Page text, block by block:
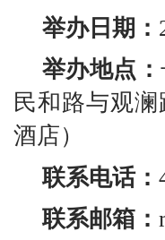
举办日期：
举办地点：
民和路与观
酒店）
联系电话：
联系邮箱：